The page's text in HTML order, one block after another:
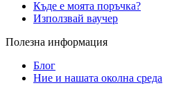
Къде е моята поръчка?
Използвай ваучер
Полезна информация
Блог
Ние и нашата околна среда